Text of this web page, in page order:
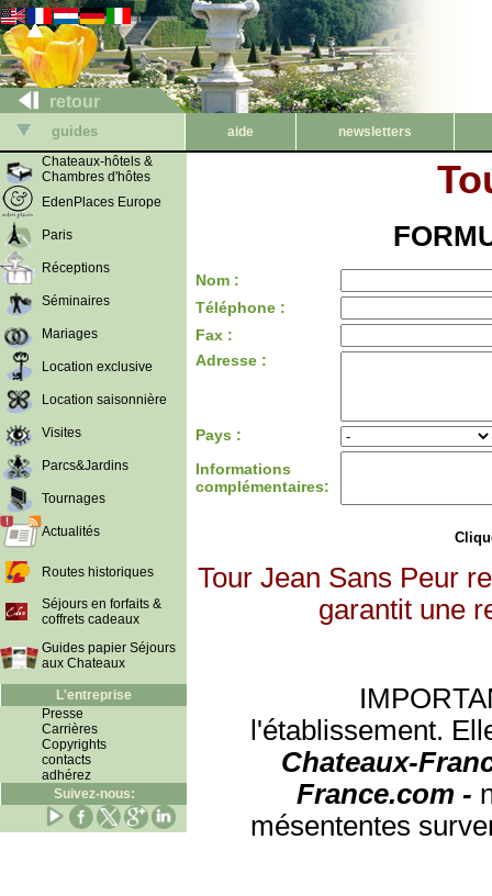
retour
guides aide
newsletters
Chateaux-hôtels &
Chambres d'hôtes
EdenPlaces Europe
Paris
Réceptions
Séminaires
Mariages
Location exclusive
Location saisonnière
Visites
Parcs&Jardins
Tournages
Actualités
Routes historiques
Séjours en forfaits &
coffrets cadeaux
Guides papier Séjours
aux Chateaux
L'entreprise
Presse
Carrières
Copyrights
contacts
adhérez
Suivez-nous:
Nom :
Téléphone :
Fax :
Adresse :
Pays :
Informations
complémentaires:
Tour Jean Sans Peur
garantit une
l'établissement.
Chateaux-
France.com -
mésententes